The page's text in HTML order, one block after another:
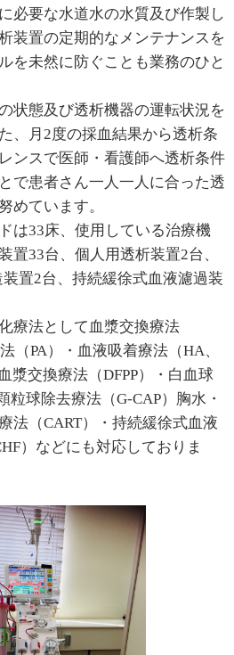
必要な水道水の水質及び作製し
装置の定期的なメンテナンスを
を未然に防ぐことも業務のひと
状態及び透析機器の運転状況を
、月2度の採血結果から透析条
ンスで医師・看護師へ透析条件
で患者さん一人一人に合った透
めています。
は33床、使用している治療機
置33台、個人用透析装置2台、
置2台、持続緩徐式血液濾過装
療法として血漿交換療法
（PA）・血液吸着療法（HA、
漿交換療法（DFPP）・白血球
粒球除去療法（G-CAP）胸水・
法（CART）・持続緩徐式血液
）などにも対応しておりま